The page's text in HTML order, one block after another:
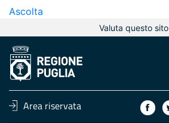
Ascolta
Valuta questo sito
Area riservata